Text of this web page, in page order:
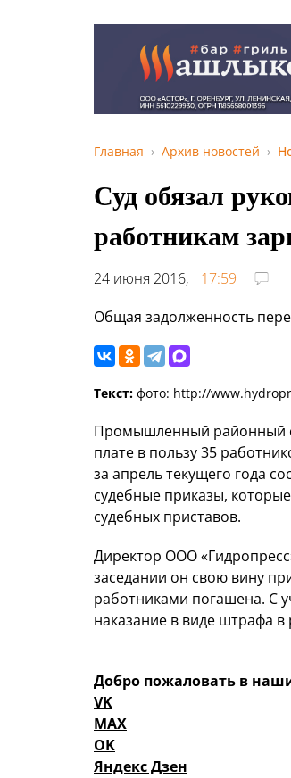
Главная Архив новостей
Суд обязал
работникам
24 июня 2016,
17:59
Общая задолженность
Текст: фото: http://
Промышленный районный
плате в пользу 35
за апрель текущего года
судебные приказы,
судебных приставов.
Директор ООО
заседании он свою вину
работниками погашена. С
наказание в виде штрафа в
Добро пожаловать в
VK
MAX
OK
Яндекс Дзен